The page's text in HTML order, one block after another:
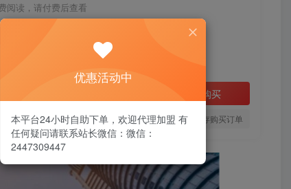
阅读，请付费后查看
立即购买
您当前未登录！建议登陆后购买，可保存购买订单
优惠活动中
本平台24小时自助下单，欢迎代理加盟 有
任何疑问请联系站长微信：微信：
2447309447